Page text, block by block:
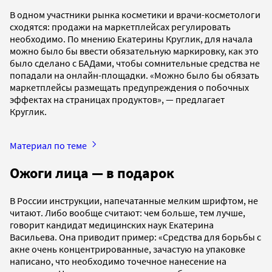
В одном участники рынка косметики и врачи-косметологи
сходятся: продажи на маркетплейсах регулировать
необходимо. По мнению Екатерины Круглик, для начала
можно было бы ввести обязательную маркировку, как это
было сделано с БАДами, чтобы сомнительные средства не
попадали на онлайн-площадки. «Можно было бы обязать
маркетплейсы размещать предупреждения о побочных
эффектах на страницах продуктов», — предлагает
Круглик.
Материал по теме
Ожоги лица — в подарок
В России инструкции, напечатанные мелким шрифтом, не
читают. Либо вообще считают: чем больше, тем лучше,
говорит кандидат медицинских наук Екатерина
Васильева. Она приводит пример: «Средства для борьбы с
акне очень концентрированные, зачастую на упаковке
написано, что необходимо точечное нанесение на